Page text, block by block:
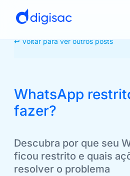
↩ Voltar para ver outros posts
WhatsApp
fazer?
Descubra por que seu
ficou restrito e quais
resolver o problema